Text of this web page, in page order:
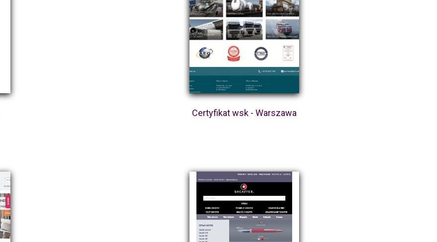
Certyfikat wsk - Warszawa